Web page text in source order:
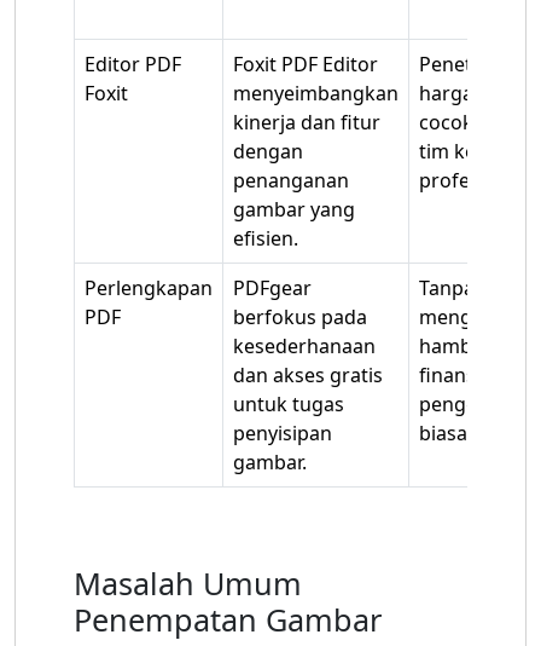
Editor PDF
Foxit
Foxit PDF Editor
menyeimbangkan
kinerja dan fitur
dengan
penanganan
gambar yang
efisien.
Penetapan
harga
cocok untuk
tim kecil dan
profesional.
Perlengkapan
PDF
PDFgear
berfokus pada
kesederhanaan
dan akses gratis
untuk tugas
penyisipan
gambar.
Tanpa biaya
hambatan
finansial bagi
pengguna
biasa.
Masalah Umum
Penempatan Gambar